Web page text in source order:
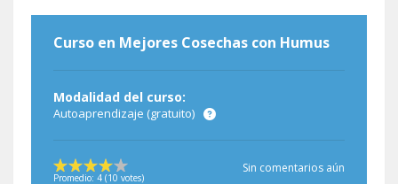
Curso en Mejores Cosechas con Humus
Modalidad del curso:
Autoaprendizaje (gratuito)
Promedio: 4 (10 votes)
Sin comentarios aún